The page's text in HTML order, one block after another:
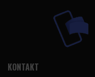
KONTAKT